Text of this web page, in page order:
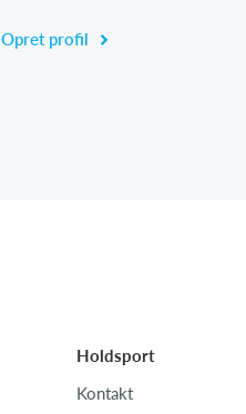
Opret profil
Holdsport
Kontakt